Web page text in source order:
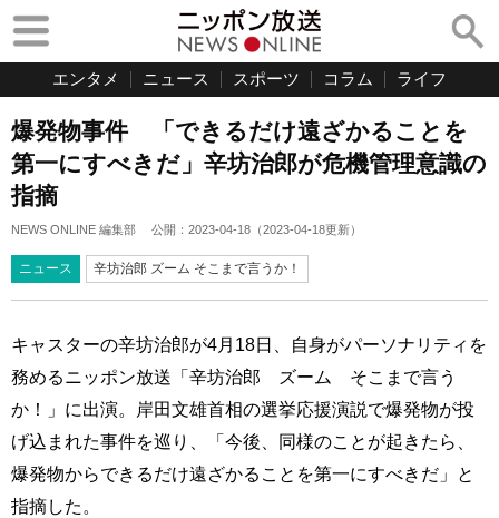
エンタメ ニュース スポーツ コラム ライフ
爆発物事件 「できるだけ遠ざかることを
第一にすべきだ」辛坊治郎が危機管理意識の
指摘
NEWS ONLINE 編集部 公開： 2023-04-18 （2023-04-18更新）
ニュース 辛坊治郎 ズーム そこまで言うか！
キャスターの辛坊治郎が4月18日、自身がパーソナリティを
務めるニッポン放送「辛坊治郎 ズーム そこまで言う
か！」に出演。岸田文雄首相の選挙応援演説で爆発物が投
げ込まれた事件を巡り、「今後、同様のことが起きたら、
爆発物からできるだけ遠ざかることを第一にすべきだ」と
指摘した。